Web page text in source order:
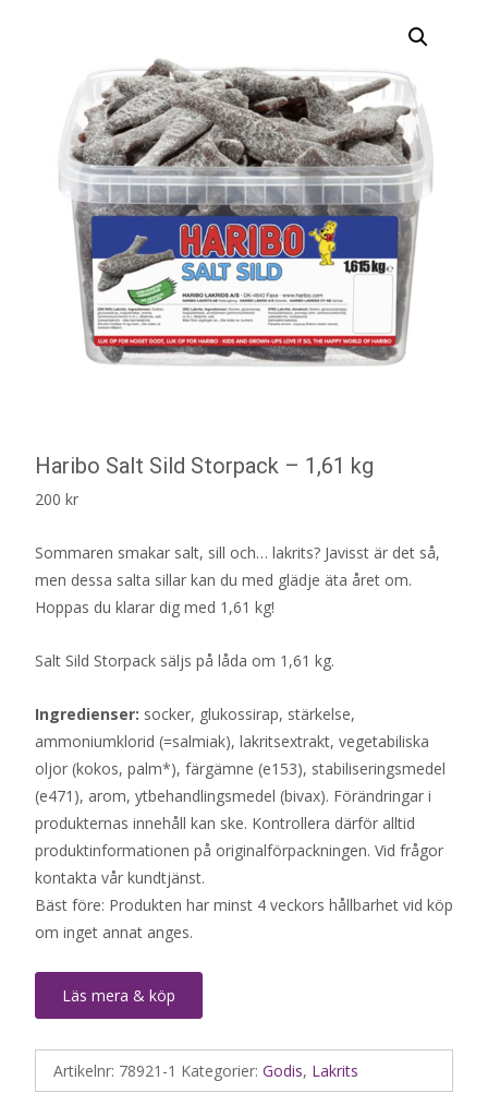
Haribo Salt Sild Storpack – 1,61 kg
200 kr
Sommaren smakar salt, sill och… lakrits? Javisst är det så,
men dessa salta sillar kan du med glädje äta året om.
Hoppas du klarar dig med 1,61 kg!
Salt Sild Storpack säljs på låda om 1,61 kg.
Ingredienser: socker, glukossirap, stärkelse,
ammoniumklorid (=salmiak), lakritsextrakt, vegetabiliska
oljor (kokos, palm*), färgämne (e153), stabiliseringsmedel
(e471), arom, ytbehandlingsmedel (bivax). Förändringar i
produkternas innehåll kan ske. Kontrollera därför alltid
produktinformationen på originalförpackningen. Vid frågor
kontakta vår kundtjänst.
Bäst före: Produkten har minst 4 veckors hållbarhet vid köp
om inget annat anges.
Läs mera & köp
Artikelnr: 78921-1 Kategorier: Godis, Lakrits